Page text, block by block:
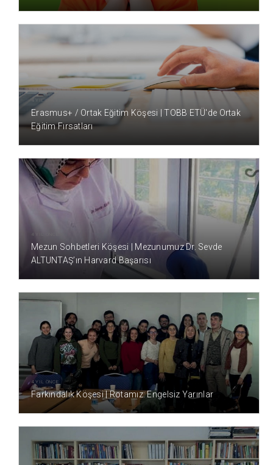
4 YIL ÖNCE
Erasmus+ / Ortak Eğitim Köşesi | TOBB ETÜ'de Ortak
Eğitim Fırsatları
4 YIL ÖNCE
Mezun Sohbetleri Köşesi | Mezunumuz Dr. Sevde
ALTUNTAŞ’ın Harvard Başarısı
4 YIL ÖNCE
Farkındalık Köşesi | Rotamız: Engelsiz Yarınlar